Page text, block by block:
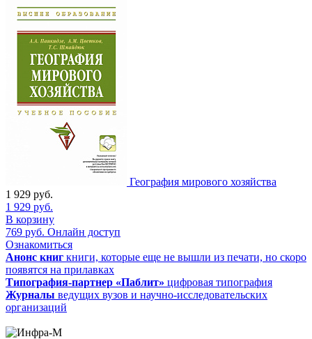
География мирового хозяйства
1 929 руб.
1 929 руб.
В корзину
769 руб. Онлайн доступ
Ознакомиться
Анонс книг книги, которые еще не вышли из печати, но скоро
появятся на прилавках
Типография-партнер «Паблит» цифровая типография
Журналы ведущих вузов и научно-исследовательских
организаций